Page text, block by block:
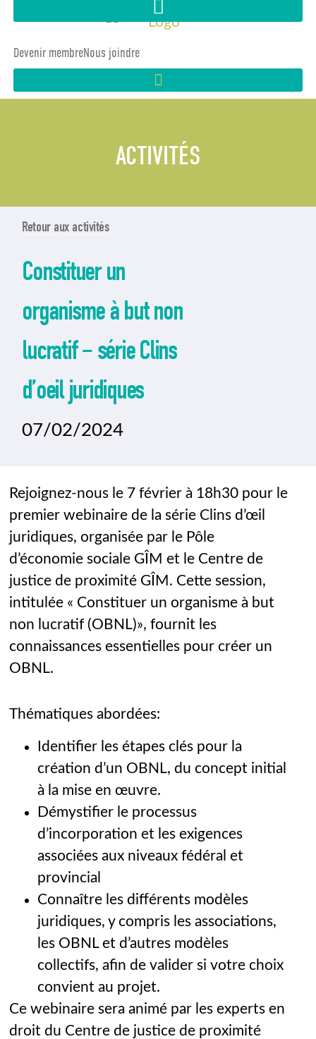
Devenir membreNous joindre
ACTIVITÉS
Retour aux activités
Constituer un
organisme à but non
lucratif – série Clins
d’oeil juridiques
07/02/2024
Rejoignez-nous le 7 février à 18h30 pour le
premier webinaire de la série Clins d’œil
juridiques, organisée par le Pôle
d’économie sociale GÎM et le Centre de
justice de proximité GÎM. Cette session,
intitulée « Constituer un organisme à but
non lucratif (OBNL)», fournit les
connaissances essentielles pour créer un
OBNL.
Thématiques abordées:
Identifier les étapes clés pour la
création d’un OBNL, du concept initial
à la mise en œuvre.
Démystifier le processus
d’incorporation et les exigences
associées aux niveaux fédéral et
provincial
Connaître les différents modèles
juridiques, y compris les associations,
les OBNL et d’autres modèles
collectifs, afin de valider si votre choix
convient au projet.
Ce webinaire sera animé par les experts en
droit du Centre de justice de proximité